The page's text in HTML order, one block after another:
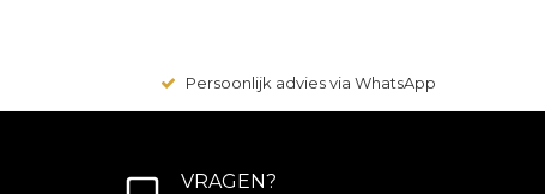
Persoonlijk advies via WhatsApp
VRAGEN?